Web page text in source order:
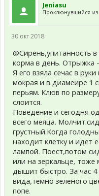
Jeniasu
Проклюнувшийся из
30 окт 2018
@Сирень,упитанность
корма в день. Отрыжка
Я его взяла сечас в
мокрая и в диамеире 1
перьям. Клюв по
слоится.
Поведение и сегодня
всего меяца.
грустный.Когда
находит клетку и идет
лампой. Поест,потом
или на зеркальце,
дышит быстро. За час 4
вида,темно зеленого
попе.